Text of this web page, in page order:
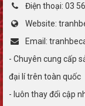
Điện thoại: 03
Website:
Email:
- Chuyên cung cấp
đại lí trên toàn quốc
- luôn thay đổi cập